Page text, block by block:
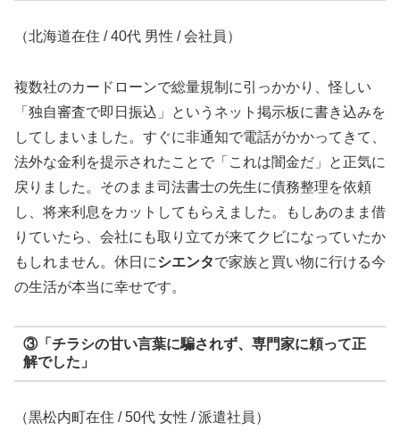
（北海道在住 / 40代 男性 / 会社員）
複数社のカードローンで総量規制に引っかかり、怪しい
「独自審査で即日振込」というネット掲示板に書き込みを
してしまいました。すぐに非通知で電話がかかってきて、
法外な金利を提示されたことで「これは闇金だ」と正気に
戻りました。そのまま司法書士の先生に債務整理を依頼
し、将来利息をカットしてもらえました。もしあのまま借
りていたら、会社にも取り立てが来てクビになっていたか
もしれません。休日にシエンタで家族と買い物に行ける今
の生活が本当に幸せです。
③「チラシの甘い言葉に騙されず、専門家に頼って正
解でした」
（黒松内町在住 / 50代 女性 / 派遣社員）